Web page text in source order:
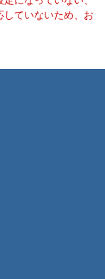
していないため、お